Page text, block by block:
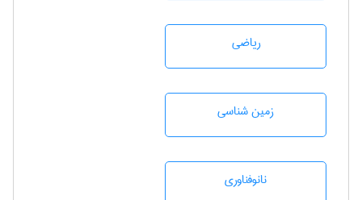
رياضی
زمين شناسی
نانوفناوری